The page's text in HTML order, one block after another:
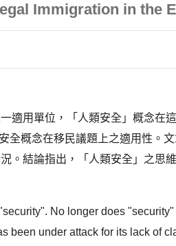
Immigration in the
適用單位，「人類安全」概念在
全概念在移民議題上之適用性。
。結論指出，「人類安全」之思
No longer does
been under attack for its lack of